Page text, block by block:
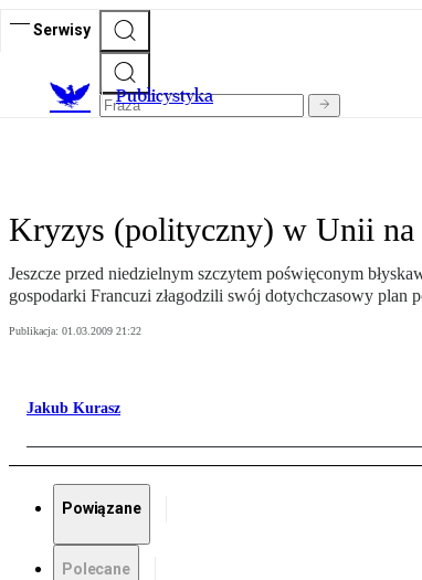
Serwisy
Publicystyka
Kryzys (polityczny) w Unii na
Jeszcze przed niedzielnym szczytem poświęconym
gospodarki Francuzi złagodzili swój dotychczasowy plan
Publikacja: 01.03.2009 21:22
Jakub Kurasz
Powiązane
Polecane